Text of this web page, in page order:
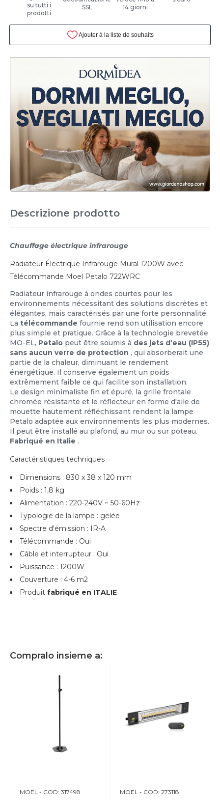
su tutti i
prodotti
SSL
14 giorni
Descrizione prodotto
Chauffage électrique infrarouge
Radiateur Électrique Infrarouge Mural 1200W avec
Télécommande Moel Petalo 722WRC
Radiateur infrarouge à ondes courtes pour les
environnements nécessitant des solutions discrètes et
élégantes, mais caractérisés par une forte personnalité.
La télécommande fournie rend son utilisation encore
plus simple et pratique. Grâce à la technologie brevetée
MO-EL, Petalo peut être soumis à des jets d'eau (IP55)
sans aucun verre de protection , qui absorberait une
partie de la chaleur, diminuant le rendement
énergétique. Il conserve également un poids
extrêmement faible ce qui facilite son installation.
Le design minimaliste fin et épuré, la grille frontale
chromée résistante et le réflecteur en forme d'aile de
mouette hautement réfléchissant rendent la lampe
Petalo adaptée aux environnements les plus modernes.
Il peut être installé au plafond, au mur ou sur poteau.
Fabriqué en Italie .
Caractéristiques techniques
Dimensions : 830 x 38 x 120 mm
Poids : 1,8 kg
Alimentation : 220-240V ~ 50-60Hz
Typologie de la lampe : gelée
Spectre d'émission : IR-A
Télécommande : Oui
Câble et interrupteur : Oui
Puissance : 1200W
Couverture : 4-6 m2
Produit fabriqué en ITALIE
Compralo insieme a:
MOEL - COD: 317498 MOEL - COD: 273118